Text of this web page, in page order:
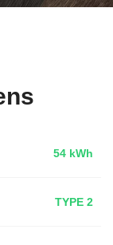
54 kWh
TYPE 2